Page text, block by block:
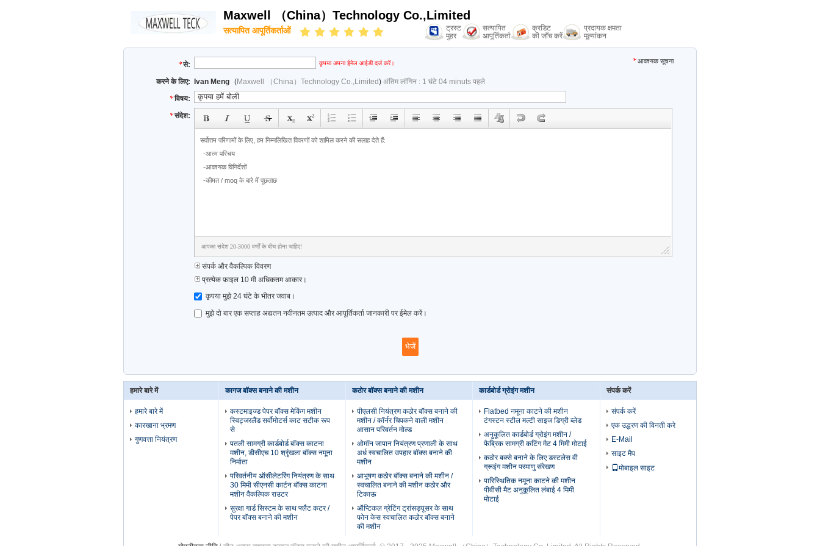
Maxwell （China）Technology Co.,Limited
सत्यापित आपूर्तिकर्ताओं
ट्रस्ट
मुहर
सत्यापित
आपूर्तिकर्ता
क्रडिट
की जाँच करें
प्रदायक क्षमता
मूल्यांकन
से: कृपया अपना ईमेल आईडी दर्ज करें। आवश्यक सूचना
करने के लिए: Ivan Meng (Maxwell （China）Technology Co.,Limited) अंतिम लॉगिन : 1 घंटे 04 minuts पहले
विषय:
संदेश:
आपका संदेश 20-3000 वर्णों के बीच होना चाहिए!
संपर्क और वैकल्पिक विवरण
प्रत्येक फ़ाइल 10 मी अधिकतम आकार।
कृपया मुझे 24 घंटे के भीतर जवाब।
मुझे दो बार एक सप्ताह अद्यतन नवीनतम उत्पाद और आपूर्तिकर्ता जानकारी पर ईमेल करें।
हमारे बारे में
हमारे बारे में
कारखाना भ्रमण
गुणवत्ता नियंत्रण
कागज बॉक्स बनाने की मशीन
कस्टमाइज्ड पेपर बॉक्स मेकिंग मशीन
स्विट्जरलैंड सर्वोमोटर्स काट सटीक रूप
से
पतली सामग्री कार्डबोर्ड बॉक्स काटना
मशीन, डीसीएच 10 श्रृंखला बॉक्स नमूना
निर्माता
परिवर्तनीय ऑसीलेटरिंग नियंत्रण के साथ
30 मिमी सीएनसी कार्टन बॉक्स काटना
मशीन वैकल्पिक राउटर
सुरक्षा गार्ड सिस्टम के साथ फ्लैट कटर /
पेपर बॉक्स बनाने की मशीन
कठोर बॉक्स बनाने की मशीन
पीएलसी नियंत्रण कठोर बॉक्स बनाने की
मशीन / कॉर्नर चिपकने वाली मशीन
आसान परिवर्तन मोल्ड
ओमॉन जापान नियंत्रण प्रणाली के साथ
अर्ध स्वचालित उपहार बॉक्स बनाने की
मशीन
आभूषण कठोर बॉक्स बनाने की मशीन /
स्वचालित बनाने की मशीन कठोर और
टिकाऊ
ऑप्टिकल ग्रेटिंग ट्रांसड्यूसर के साथ
फोन केस स्वचालित कठोर बॉक्स बनाने
की मशीन
कार्डबोर्ड ग्रोइंग मशीन
Flatbed नमूना काटने की मशीन
टंगस्टन स्टील मल्टी साइज डिग्री ब्लेड
अनुकूलित कार्डबोर्ड ग्रोइंग मशीन /
फैब्रिक सामग्री कटिंग मैट 4 मिमी मोटाई
कठोर बक्से बनाने के लिए डस्टलेस वी
ग्रूइंग मशीन परमाणु संरेखण
पारिस्थितिक नमूना काटने की मशीन
पीवीसी मैट अनुकूलित लंबाई 4 मिमी
मोटाई
संपर्क करें
संपर्क करें
एक उद्धरण की विनती करे
E-Mail
साइट मैप
मोबाइल साइट